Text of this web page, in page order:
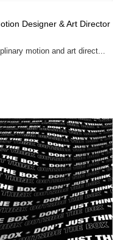
Designer & Art Director
motion and art direct...